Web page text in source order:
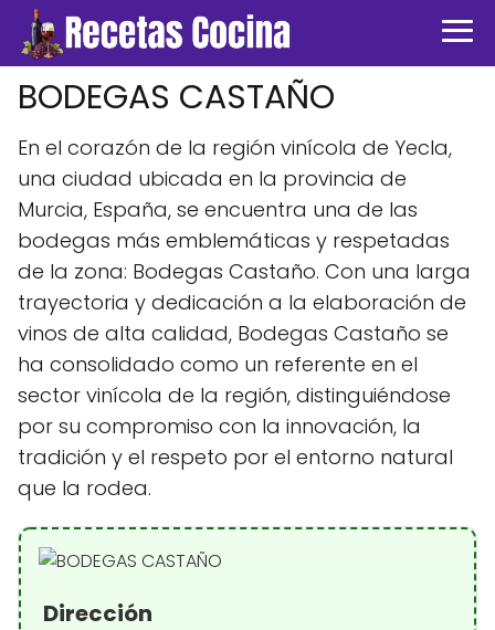
BODEGAS CASTAÑO
En el corazón de la región vinícola de Yecla,
una ciudad ubicada en la provincia de
Murcia, España, se encuentra una de las
bodegas más emblemáticas y respetadas
de la zona: Bodegas Castaño. Con una larga
trayectoria y dedicación a la elaboración de
vinos de alta calidad, Bodegas Castaño se
ha consolidado como un referente en el
sector vinícola de la región, distinguiéndose
por su compromiso con la innovación, la
tradición y el respeto por el entorno natural
que la rodea.
Dirección